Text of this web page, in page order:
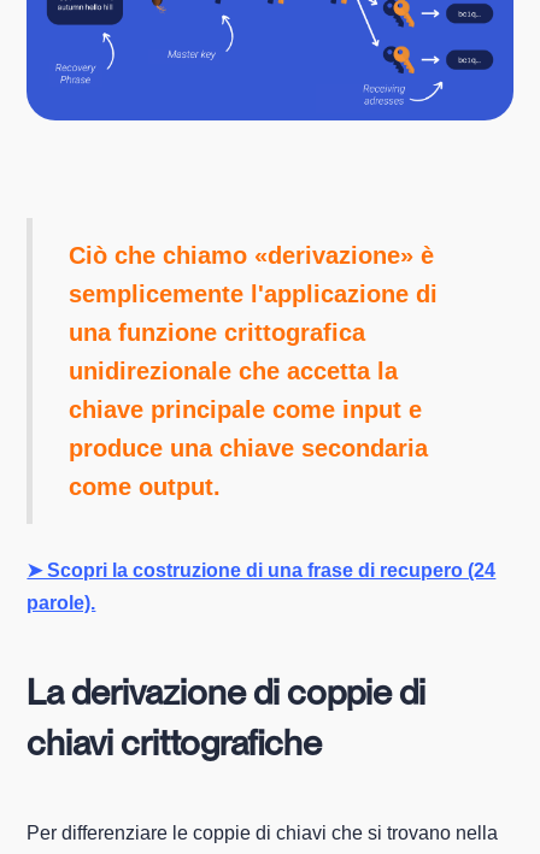
Ciò che chiamo «derivazione» è
semplicemente l'applicazione di
una funzione crittografica
unidirezionale che accetta la
chiave principale come input e
produce una chiave secondaria
come output.
➤ Scopri la costruzione di una frase di recupero (24
parole).
La derivazione di coppie di
chiavi crittografiche
Per differenziare le coppie di chiavi che si trovano nella